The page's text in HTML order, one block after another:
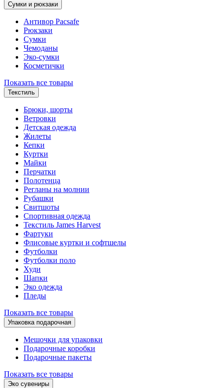
Сумки и рюкзаки
Антивор Pacsafe
Рюкзаки
Сумки
Чемоданы
Эко-сумки
Косметички
Показать все товары
Текстиль
Брюки, шорты
Ветровки
Детская одежда
Жилеты
Кепки
Куртки
Майки
Перчатки
Полотенца
Регланы на молнии
Рубашки
Свитшоты
Спортивная одежда
Текстиль James Harvest
Фартуки
Флисовые куртки и софтшелы
Футболки
Футболки поло
Худи
Шапки
Эко одежда
Пледы
Показать все товары
Упаковка подарочная
Мешочки для упаковки
Подарочные коробки
Подарочные пакеты
Показать все товары
Эко сувениры